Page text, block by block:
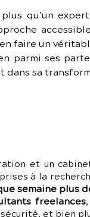
qu’un
faire un
parmi ses
sa
et un
à la
semaine plus
freelances
et bien